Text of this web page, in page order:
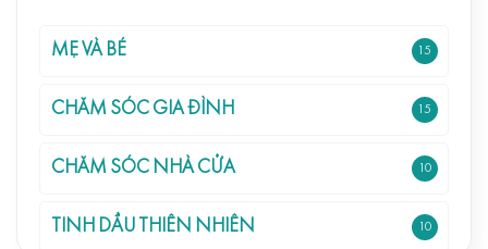
MẸ VÀ BÉ 15
CHĂM SÓC GIA ĐÌNH 15
CHĂM SÓC NHÀ CỬA 10
TINH DẦU THIÊN NHIÊN 10